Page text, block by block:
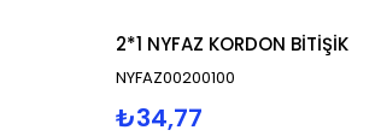
2*1 NYFAZ KORDON BİTİŞİK
NYFAZ00200100
₺34,77